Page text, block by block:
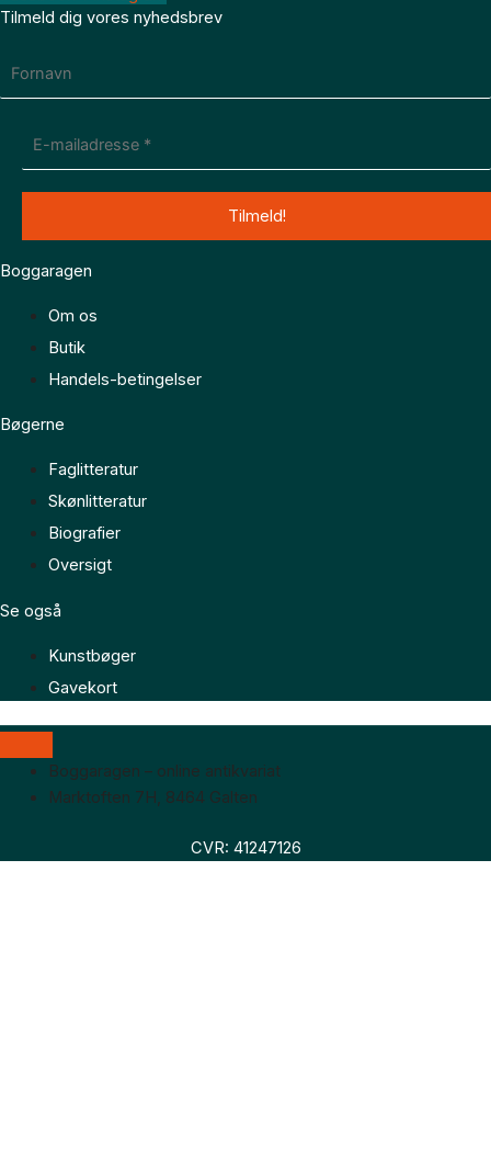
Tilmeld dig vores nyhedsbrev
Boggaragen
Om os
Butik
Handels-betingelser
Bøgerne
Faglitteratur
Skønlitteratur
Biografier
Oversigt
Se også
Kunstbøger
Gavekort
Boggaragen – online antikvariat
Marktoften 7H, 8464 Galten
CVR: 41247126